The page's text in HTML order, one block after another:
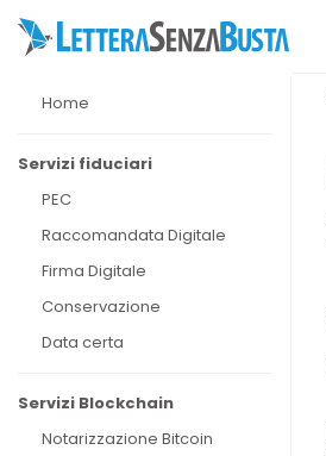
Home
Servizi fiduciari
PEC
Raccomandata Digitale
Firma Digitale
Conservazione
Data certa
Servizi Blockchain
Notarizzazione Bitcoin